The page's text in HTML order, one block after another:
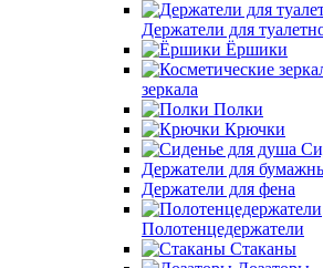
Держатели для
Ёршики
зеркала
Полки
Крючки
Держатели для
Держатели для фена
Полотенцедержатели
Стаканы